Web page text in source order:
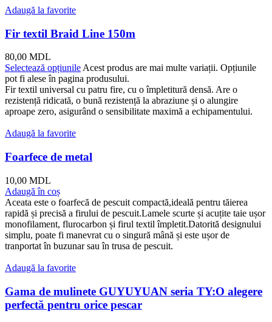
Adaugă la favorite
Fir textil Braid Line 150m
80,00 MDL
Selectează opțiunileAcest produs are mai multe variații. Opțiunile
pot fi alese în pagina produsului.
Fir textil universal cu patru fire, cu o împletitură densă. Are o
rezistență ridicată, o bună rezistență la abraziune și o alungire
aproape zero, asigurând o sensibilitate maximă a echipamentului.
Adaugă la favorite
Foarfece de metal
10,00 MDL
Adaugă în coș
Aceata este o foarfecă de pescuit compactă,ideală pentru tăierea
rapidă și precisă a firului de pescuit.Lamele scurte și acuțite taie ușor
monofilament, flurocarbon și firul textil împletit.Datorită designului
simplu, poate fi manevrat cu o singură mână și este ușor de
tranportat în buzunar sau în trusa de pescuit.
Adaugă la favorite
Gama de mulinete GUYUYUAN seria TY:O alegere
perfectă pentru orice pescar